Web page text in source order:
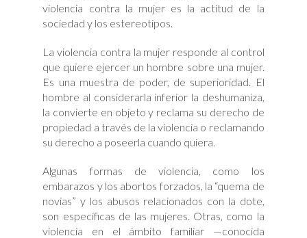
violencia contra la mujer es la actitud de la
sociedad y los estereotipos.
La violencia contra la mujer responde al control
que quiere ejercer un hombre sobre una mujer.
Es una muestra de poder, de superioridad. El
hombre al considerarla inferior la deshumaniza,
la convierte en objeto y reclama su derecho de
propiedad a través de la violencia o reclamando
su derecho a poseerla cuando quiera.
Algunas formas de violencia, como los
embarazos y los abortos forzados, la “quema de
novias” y los abusos relacionados con la dote,
son específicas de las mujeres. Otras, como la
violencia en el ámbito familiar —conocida